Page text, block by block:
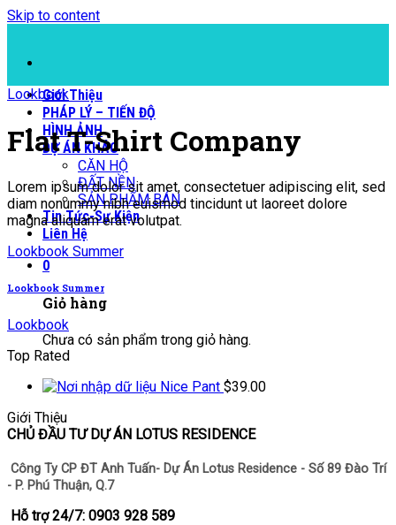
Skip to content
Giới Thiệu
PHÁP LÝ – TIẾN ĐỘ
HÌNH ẢNH
DỰ ÁN KHÁC
CĂN HỘ
ĐẤT NỀN
SẢN PHẨM BÁN
Tin Tức-Sự Kiện
Liên Hệ
0
Giỏ hàng
Chưa có sản phẩm trong giỏ hàng.
Lookbook
Flat T-Shirt Company
Lorem ipsum dolor sit amet, consectetuer adipiscing elit, sed
diam nonummy nibh euismod tincidunt ut laoreet dolore
magna aliquam erat volutpat.
Lookbook Summer
Lookbook Summer
Lookbook
Top Rated
Nice Pant $39.00
Giới Thiệu
CHỦ ĐẦU TƯ DỰ ÁN LOTUS RESIDENCE
Công Ty CP ĐT Anh Tuấn- Dự Án Lotus Residence - Số 89 Đào Trí
- P. Phú Thuận, Q.7
Hỗ trợ 24/7: 0903 928 589